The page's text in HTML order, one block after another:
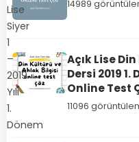
Lise
Siyer
1
–
2019
Yılı
1.
Dönem
14989
Açık Lise
Dersi 2019 1.
Online Test
11096